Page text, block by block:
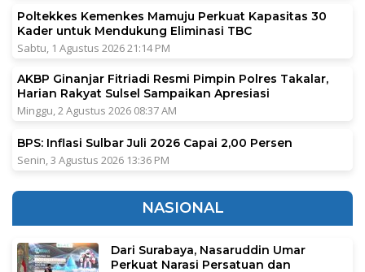
Poltekkes Kemenkes Mamuju Perkuat Kapasitas 30
Kader untuk Mendukung Eliminasi TBC
Sabtu, 1 Agustus 2026 21:14 PM
AKBP Ginanjar Fitriadi Resmi Pimpin Polres Takalar,
Harian Rakyat Sulsel Sampaikan Apresiasi
Minggu, 2 Agustus 2026 08:37 AM
BPS: Inflasi Sulbar Juli 2026 Capai 2,00 Persen
Senin, 3 Agustus 2026 13:36 PM
NASIONAL
Dari Surabaya, Nasaruddin Umar
Perkuat Narasi Persatuan dan